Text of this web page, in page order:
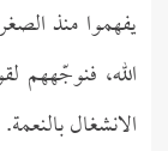
يفهموا منذ
الله، فنوجّههم
الانشغال